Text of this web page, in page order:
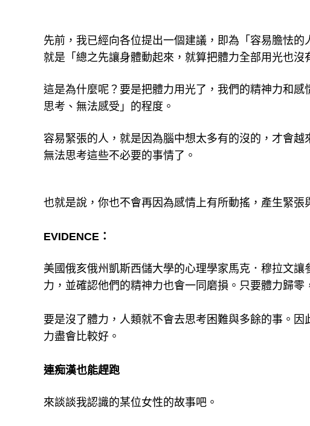
先前，我已經向各位提出一個建議，即為「容易膽怯
就是「總之先讓身體動起來，就算把體力全部用光也沒
這是為什麼呢？要是把體力用光了，我們的精神力和
思考、無法感受」的程度。
容易緊張的人，就是因為腦中想太多有的沒的，才會
無法思考這些不必要的事情了。
也就是說，你也不會再因為感情上有所動搖，產生緊張
EVIDENCE：
美國俄亥俄州凱斯西儲大學的心理學家馬克．穆拉文
力，並確認他們的精神力也會一同磨損。只要體力歸零
要是沒了體力，人類就不會去思考困難與多餘的事。
力盡會比較好。
連痴漢也能趕跑
來談談我認識的某位女性的故事吧。